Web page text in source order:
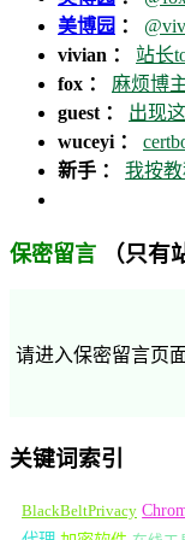
美博园 ：
vivian ： 站长
fox ： 麻烦博
guest ： 出现
wuceyi ：
新手 ： 我按
保密留言 （只有
请进入保密留言页
关键词索引
BlackBeltPrivacy